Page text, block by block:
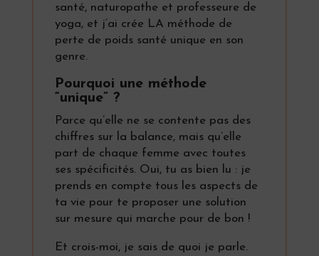
santé, naturopathe et professeure de
yoga, et j’ai crée LA méthode de
perte de poids santé unique en son
genre.
Pourquoi une méthode
“unique” ?
Parce qu’elle ne se contente pas des
chiffres sur la balance, mais qu’elle
part de chaque femme avec toutes
ses spécificités. Oui, tu as bien lu : je
prends en compte tous les aspects de
ta vie pour te proposer une solution
sur mesure qui marche pour de bon !
Et crois-moi, je sais de quoi je parle.